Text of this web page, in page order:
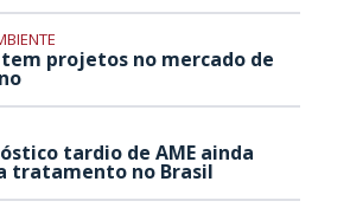
tem projetos no mercado de
tardio de AME ainda
tratamento no Brasil